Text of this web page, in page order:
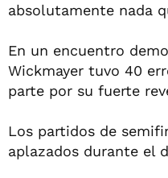
absolutamente nada
En un encuentro
Wickmayer tuvo 40
parte por su fuerte
Los partidos de
aplazados durante el